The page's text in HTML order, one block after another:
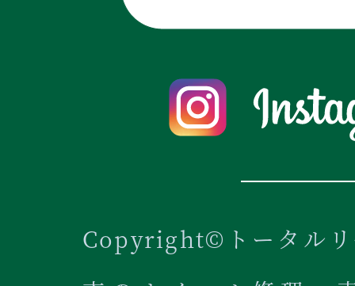
Copyright©トータルリ